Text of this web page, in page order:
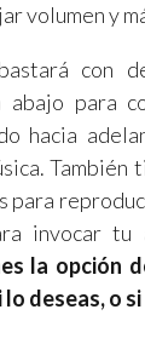
volumen y
con
abajo para
hacia
También
para
invocar tu
la opción
lo deseas, o